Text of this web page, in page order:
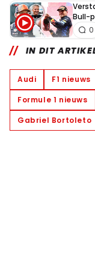
Bull-
0
IN DIT
Audi F1 nieuws
Formule 1 nieuws
Gabriel Bortoleto